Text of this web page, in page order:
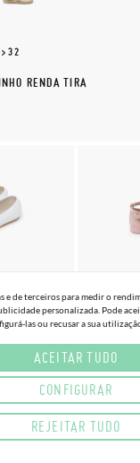
32
RENDA TIRA
TIRA
35,95€
e de terceiros para medir o
personalizada. Pode
las ou recusar a sua
ACEITAR TUDO
CONFIGURAR
REJEITAR TUDO